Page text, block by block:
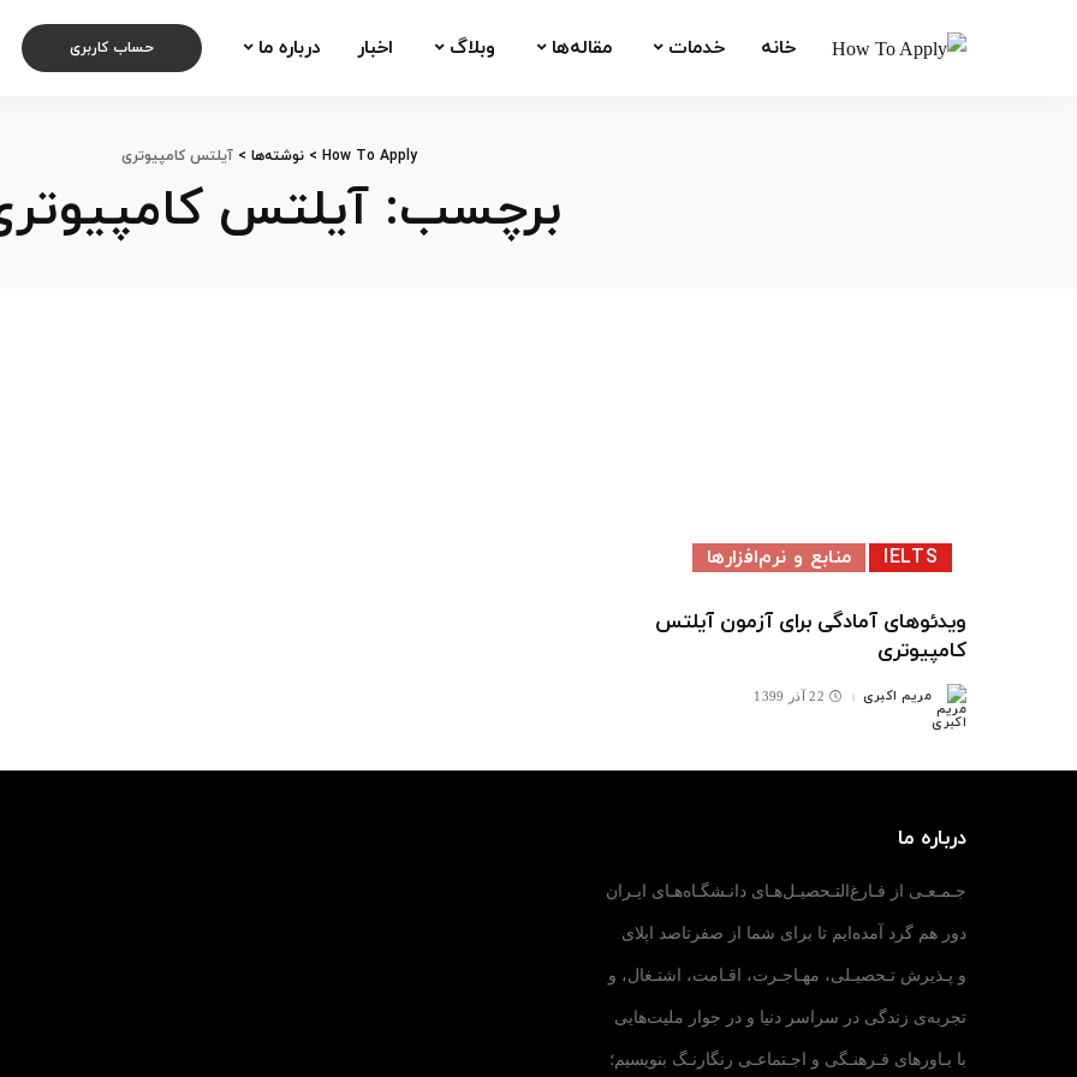
خانه خدمات مقاله‌ها وبلاگ اخبار درباره ما حساب کاربری
How To Apply
> نوشته‌ها > آیلتس کامپیوتری
برچسب: آیلتس
IELTS منابع و نرم‌افزارها
ویدئوهای آمادگی برای آزمون آیلتس
کامپیوتری
ارسال
شده
توسط
مریم اکبری 22 آذر 1399
درباره ما
جـمـعـی از فـارغ‌التـحصیـل‌هـای دانـشگـاه‌هـای ایـران
دور هم گرد آمده‌ایم تا برای شما از صفرتاصد اپلای
و پـذیرش تـحصیـلی، مهـاجـرت، اقـامت، اشتـغال، و
تجربه‌ی زندگی در سراسر دنیا و در جوار ملیت‌هایی
با بـاورهای فـرهنـگی و اجـتماعـی رنگارنـگ بنویسیم؛